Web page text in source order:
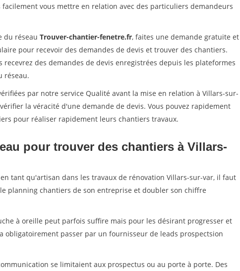
vous mettre en relation avec des particuliers demandeurs
du réseau Trouver-chantier-fenetre.fr, faites une demande gratuite et
pour recevoir des demandes de devis et trouver des chantiers.
recevrez des demandes de devis enregistrées depuis les plateformes
réseau.
par notre service Qualité avant la mise en relation à Villars-sur-
la véracité d'une demande de devis. Vous pouvez rapidement
pour réaliser rapidement leurs chantiers travaux.
pour trouver des chantiers à Villars-
tant qu'artisan dans les travaux de rénovation Villars-sur-var, il faut
planning chantiers de son entreprise et doubler son chiffre
à oreille peut parfois suffire mais pour les désirant progresser et
obligatoirement passer par un fournisseur de leads prospectsion
se limitaient aux prospectus ou au porte à porte. Des